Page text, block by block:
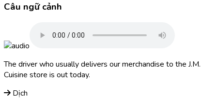
Câu ngữ cảnh
The driver who usually delivers ourmerchandise to the J.M.
Cuisine store is out today.
Dịch